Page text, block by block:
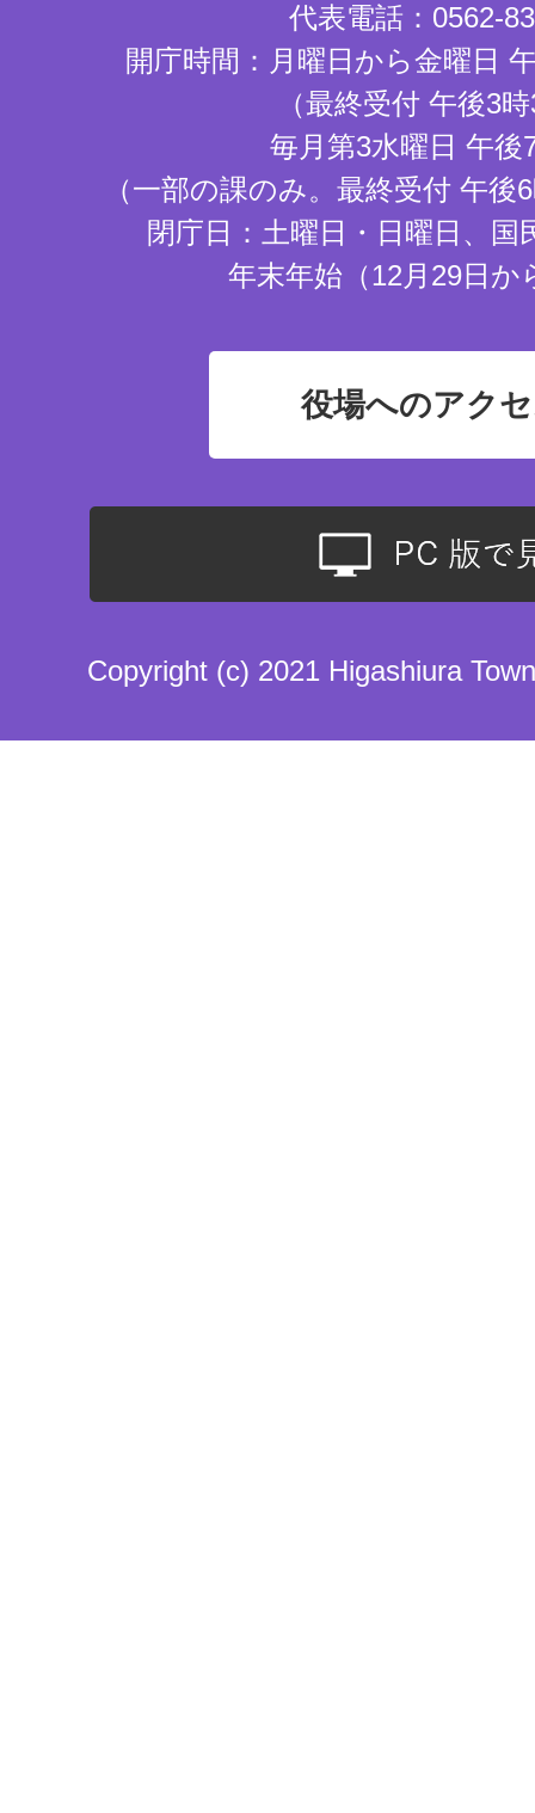
代表電話：0562-
開庁時間：月曜日から金曜日
（最終受付 午後3
毎月第3水曜日 午後
（一部の課のみ。最終受付 午
閉庁日：土曜日・日曜日、国
年末年始（12月29日か
役場へのアク
Copyright (c) 2021 Higashiura